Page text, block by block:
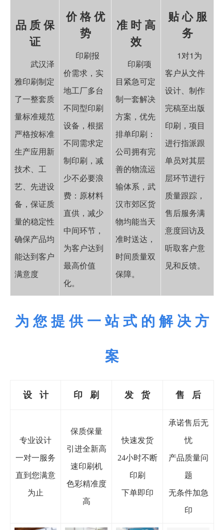
品 质 保
证
武汉泽
雅印刷制定
了一整套质
量标准规范
严格按标准
生产应用新
技术、工
艺、先进设
备，保证质
量的稳定性
确保产品均
能达到客户
满意度
价 格 优
势
印刷报
价需求，实
地工厂多台
不同型印刷
设备，根据
不同需求定
制印刷，减
少不必要浪
费：原材料
直供，减少
中间环节，
为客户达到
最高价值
化。
准 时 高
效
印刷项
目紧急可定
制一套解决
方案，优先
排单印刷：
公司拥有完
善的物流运
输体系，武
汉市郊区货
物均能当天
准时送达，
时间质量双
保障。
贴 心 服
务
1对1为
客户从文件
设计、制作
完稿至出版
印刷，项目
进行指派跟
单员对其层
层环节进行
质量跟踪，
售后服务满
意度回访及
听取客户意
见和反馈。
为 您 提 供 一 站 式 的 解 决 方
案
设 计 印 刷 发 货 售 后
专业设计
一对一服务
直到您满意
为止
保质保量
引进全新高
速印刷机
色彩精准度
高
快速发货
24小时不断
印刷
下单即印
承诺售后无
忧
产品质量问
题
无条件加急
印